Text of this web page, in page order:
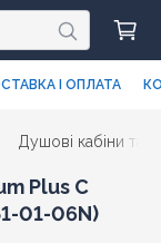
І ОПЛАТА
Душові кабіни та
Plus C
01-06N)